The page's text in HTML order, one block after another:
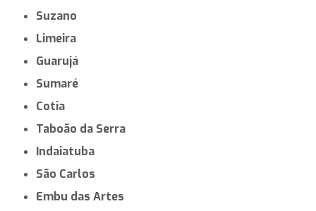
Suzano
Limeira
Guarujá
Sumaré
Cotia
Taboão da Serra
Indaiatuba
São Carlos
Embu das Artes